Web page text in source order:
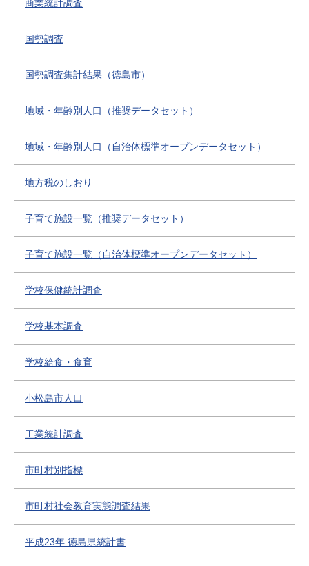
商業統計調査
国勢調査
国勢調査集計結果（徳島市）
地域・年齢別人口（推奨データセット）
地域・年齢別人口（自治体標準オープンデータセット）
地方税のしおり
子育て施設一覧（推奨データセット）
子育て施設一覧（自治体標準オープンデータセット）
学校保健統計調査
学校基本調査
学校給食・食育
小松島市人口
工業統計調査
市町村別指標
市町村社会教育実態調査結果
平成23年 徳島県統計書